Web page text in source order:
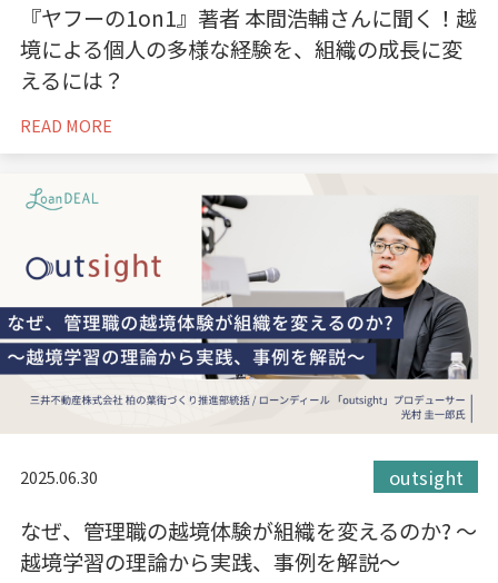
『ヤフーの1on1』著者 本間浩輔さんに聞く！越
境による個人の多様な経験を、組織の成長に変
えるには？
READ MORE
2025.06.30 outsight
なぜ、管理職の越境体験が組織を変えるのか? 〜
越境学習の理論から実践、事例を解説～